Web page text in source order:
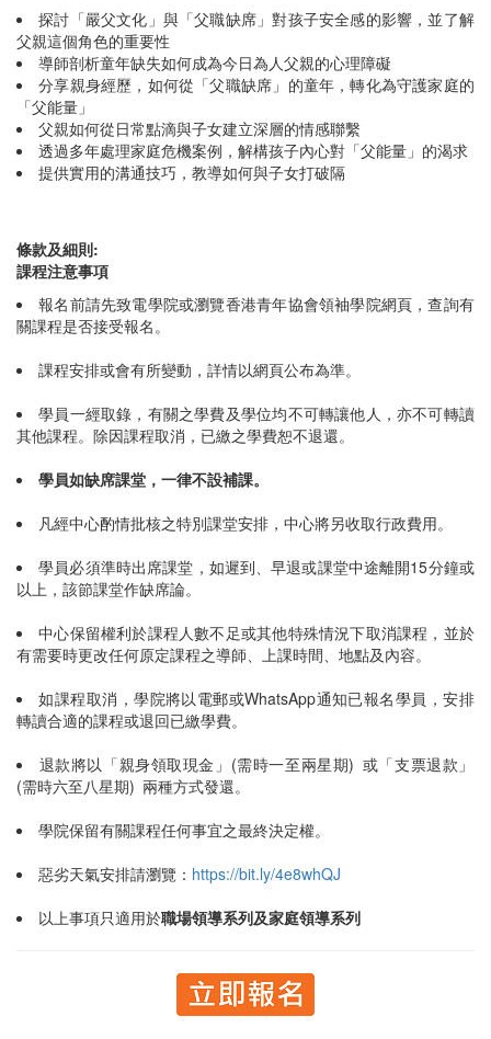
探討「嚴父文化」與「父職缺席」對孩子安全感的影響，並了解
父親這個角色的重要性
導師剖析童年缺失如何成為今日為人父親的心理障礙
分享親身經歷，如何從「父職缺席」的童年，轉化為守護家庭的
「父能量」
父親如何從日常點滴與子女建立深層的情感聯繫
透過多年處理家庭危機案例，解構孩子內心對「父能量」的渴求
提供實用的溝通技巧，教導如何與子女打破隔
條款及細則:
課程注意事項
報名前請先致電學院或瀏覽香港青年協會領袖學院網頁，查詢有
關課程是否接受報名。
課程安排或會有所變動，詳情以網頁公布為準。
學員一經取錄，有關之學費及學位均不可轉讓他人，亦不可轉讀
其他課程。除因課程取消，已繳之學費恕不退還。
學員如缺席課堂，一律不設補課。
凡經中心酌情批核之特別課堂安排，中心將另收取行政費用。
學員必須準時出席課堂，如遲到、早退或課堂中途離開15分鐘或
以上，該節課堂作缺席論。
中心保留權利於課程人數不足或其他特殊情況下取消課程，並於
有需要時更改任何原定課程之導師、上課時間、地點及內容。
如課程取消，學院將以電郵或WhatsApp通知已報名學員，安排
轉讀合適的課程或退回已繳學費。
退款將以「親身領取現金」(需時一至兩星期) 或「支票退款」
(需時六至八星期) 兩種方式發還。
學院保留有關課程任何事宜之最終決定權。
惡劣天氣安排請瀏覽： https://bit.ly/4e8whQJ
以上事項只適用於職場領導系列及家庭領導系列